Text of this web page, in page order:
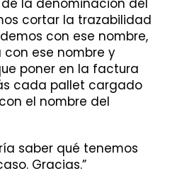
la denominación del
cortar la trazabilidad
con ese nombre,
ese nombre y
poner en la factura
cada pallet cargado
el nombre del
saber qué tenemos
Gracias.”